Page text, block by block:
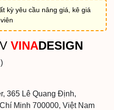
kỳ yêu cầu nâng giá, kê giá
VINADESIGN
365 Lê Quang Định,
Minh 700000, Việt Nam